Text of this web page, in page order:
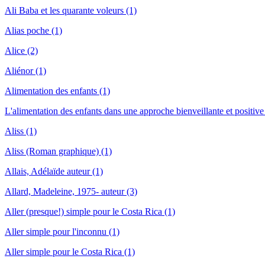
Ali Baba et les quarante voleurs (1)
Alias poche (1)
Alice (2)
Aliénor (1)
Alimentation des enfants (1)
L'alimentation des enfants dans une approche bienveillante et
Aliss (1)
Aliss (Roman graphique) (1)
Allais, Adélaïde auteur (1)
Allard, Madeleine, 1975- auteur (3)
Aller (presque!) simple pour le Costa Rica (1)
Aller simple pour l'inconnu (1)
Aller simple pour le Costa Rica (1)